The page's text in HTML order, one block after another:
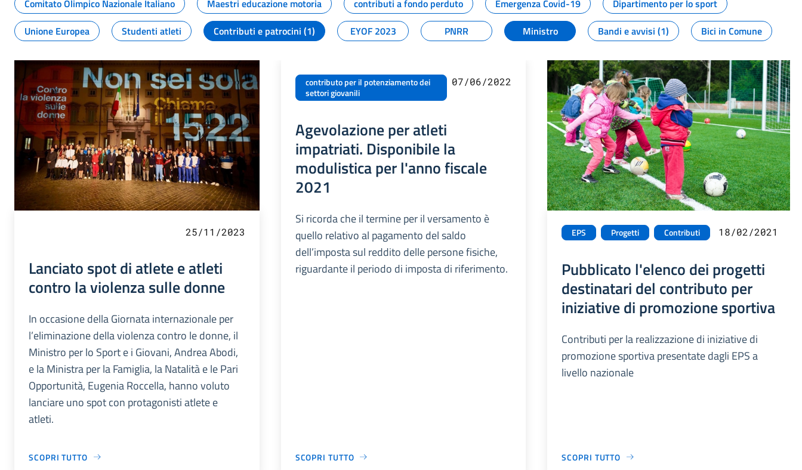
Comitato Olimpico Nazionale Italiano
Maestri educazione motoria contributi a fondo perduto Emergenza Covid-19
Dipartimento per lo sport
Unione Europea
Studenti atleti Contributi e patrocini (1) EYOF 2023 PNRR Ministro Bandi e avvisi (1) Bici in Comune
25/11/2023
Lanciato spot di atlete e atleti
contro la violenza sulle donne
In occasione della Giornata internazionale per
l’eliminazione della violenza contro le donne, il
Ministro per lo Sport e i Giovani, Andrea Abodi,
e la Ministra per la Famiglia, la Natalità e le Pari
Opportunità, Eugenia Roccella, hanno voluto
lanciare uno spot con protagonisti atlete e
atleti.
SCOPRI TUTTO
contributo per il potenziamento dei
settori giovanili
07/06/2022
Agevolazione per atleti
impatriati. Disponibile la
modulistica per l'anno fiscale
2021
Si ricorda che il termine per il versamento è
quello relativo al pagamento del saldo
dell’imposta sul reddito delle persone fisiche,
riguardante il periodo di imposta di riferimento.
SCOPRI TUTTO
EPS Progetti Contributi 18/02/2021
Pubblicato l'elenco dei progetti
destinatari del contributo per
iniziative di promozione sportiva
Contributi per la realizzazione di iniziative di
promozione sportiva presentate dagli EPS a
livello nazionale
SCOPRI TUTTO